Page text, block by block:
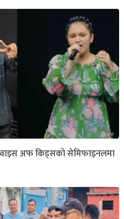
अफ किड्सको सेमिफाइनलमा